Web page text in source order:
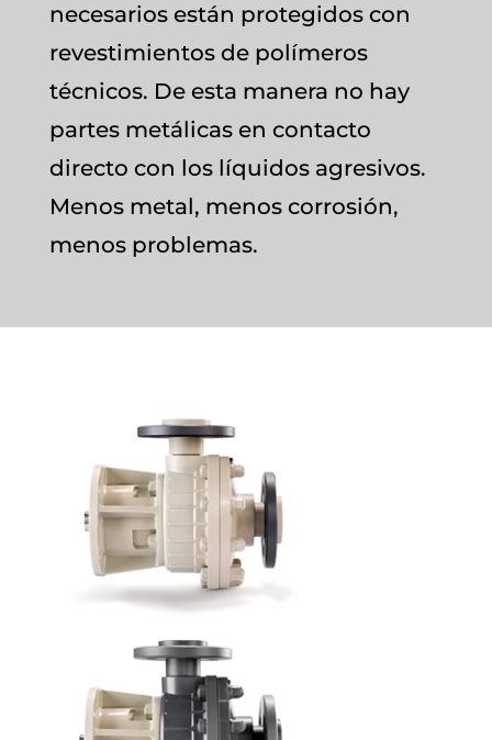
necesarios están protegidos con
revestimientos de polímeros
técnicos. De esta manera no hay
partes metálicas en contacto
directo con los líquidos agresivos.
Menos metal, menos corrosión,
menos problemas.